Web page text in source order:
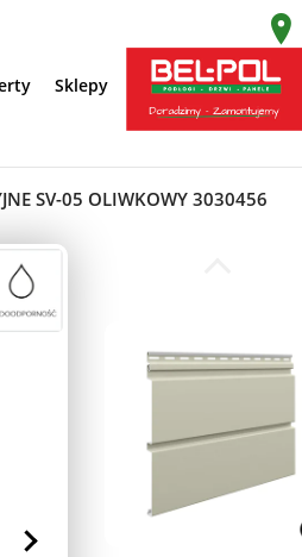
Sklepy
SV-05 OLIWKOWY 3030456